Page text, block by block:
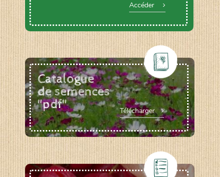
Accéder
Catalogue
de semences
"pdf"
Télécharger